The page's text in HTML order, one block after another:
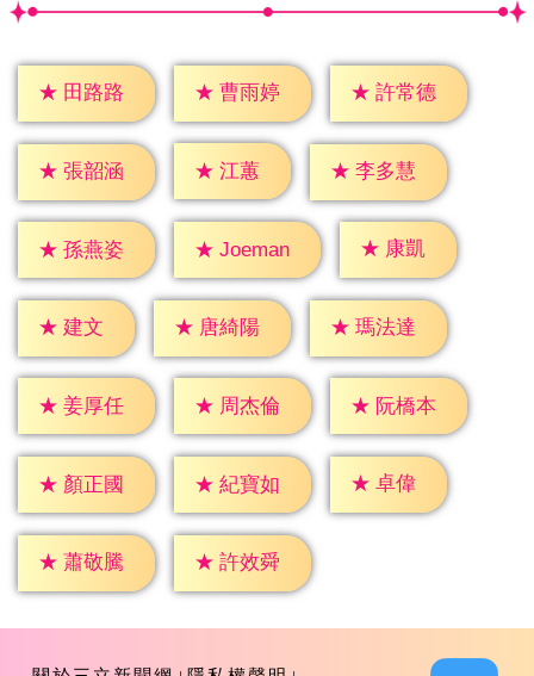
★ 田路路 ★ 曹雨婷 ★ 許常德
★ 張韶涵 ★ 江蕙 ★ 李多慧
★ 孫燕姿 ★ Joeman ★ 康凱
★ 建文 ★ 唐綺陽 ★ 瑪法達
★ 姜厚任 ★ 周杰倫 ★ 阮橋本
★ 顏正國 ★ 紀寶如 ★ 卓偉
★ 蕭敬騰 ★ 許效舜